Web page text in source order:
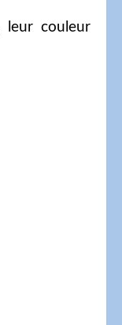
leur couleur